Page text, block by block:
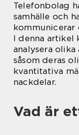
Telefonbolag
samhälle och
kommunicerar
I denna artikel
analysera
såsom deras
kvantitativa
nackdelar.
Vad är